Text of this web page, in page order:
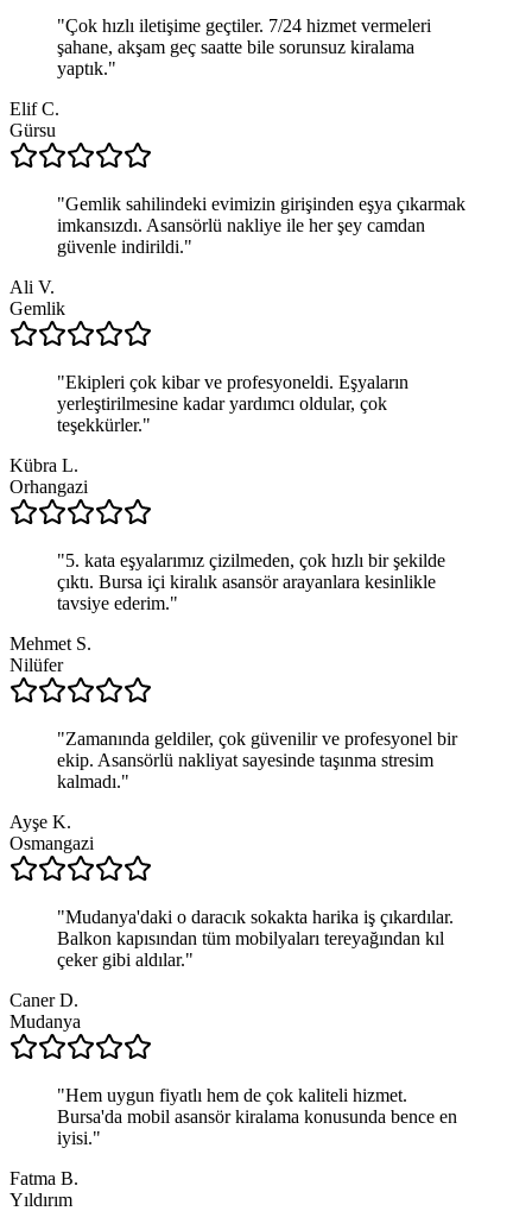
"Çok hızlı iletişime geçtiler. 7/24 hizmet vermeleri
şahane, akşam geç saatte bile sorunsuz kiralama
yaptık."
Elif C.
Gürsu
"Gemlik sahilindeki evimizin girişinden eşya çıkarmak
imkansızdı. Asansörlü nakliye ile her şey camdan
güvenle indirildi."
Ali V.
Gemlik
"Ekipleri çok kibar ve profesyoneldi. Eşyaların
yerleştirilmesine kadar yardımcı oldular, çok
teşekkürler."
Kübra L.
Orhangazi
"5. kata eşyalarımız çizilmeden, çok hızlı bir şekilde
çıktı. Bursa içi kiralık asansör arayanlara kesinlikle
tavsiye ederim."
Mehmet S.
Nilüfer
"Zamanında geldiler, çok güvenilir ve profesyonel bir
ekip. Asansörlü nakliyat sayesinde taşınma stresim
kalmadı."
Ayşe K.
Osmangazi
"Mudanya'daki o daracık sokakta harika iş çıkardılar.
Balkon kapısından tüm mobilyaları tereyağından kıl
çeker gibi aldılar."
Caner D.
Mudanya
"Hem uygun fiyatlı hem de çok kaliteli hizmet.
Bursa'da mobil asansör kiralama konusunda bence en
iyisi."
Fatma B.
Yıldırım